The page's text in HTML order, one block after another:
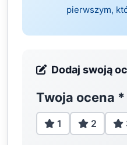
pierwszym,
Dodaj swoją
Twoja ocena *
1 2